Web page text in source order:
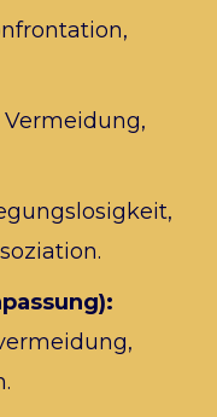
Vermeidung,